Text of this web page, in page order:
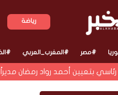
رياضة
#مصر #المغرب_العربي
بتعيين أحمد رواد رمضان مديراً